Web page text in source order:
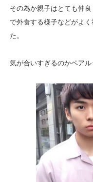
その為か親子はとても仲
で外食する様子などがよ
た。
気が合いすぎるのかペア